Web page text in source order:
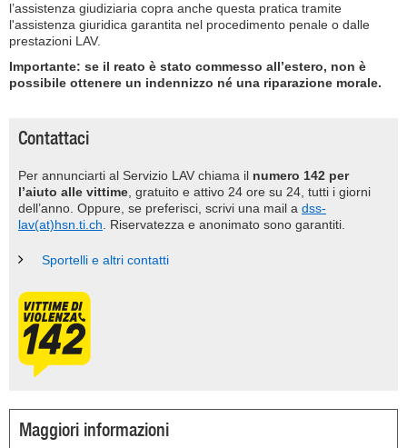
l’assistenza giudiziaria copra anche questa pratica tramite
l'assistenza giuridica garantita nel procedimento penale o dalle
prestazioni LAV.
Importante: se il reato è stato commesso all’estero, non è
possibile ottenere un indennizzo né una riparazione morale.
Contattaci
Per annunciarti al Servizio LAV chiama il numero 142 per
l’aiuto alle vittime , gratuito e attivo 24 ore su 24, tutti i giorni
dell’anno. Oppure, se preferisci, scrivi una mail a dss-
lav(at)hsn.ti.ch . Riservatezza e anonimato sono garantiti.
Sportelli e altri contatti
Maggiori informazioni